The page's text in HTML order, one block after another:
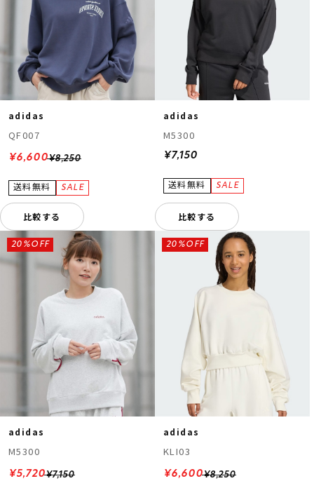
adidas
QF007
¥8,250
¥6,600
比較する
adidas
M5300
¥7,150
比較する
adidas
M5300
¥7,150
20%OFF
¥5,720
adidas
KLI03
¥8,250
20%OFF
¥6,600